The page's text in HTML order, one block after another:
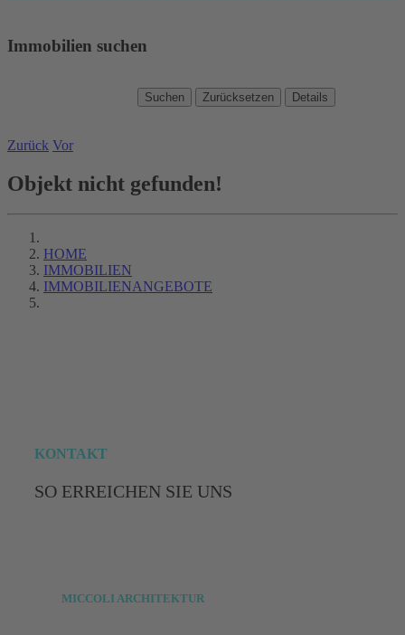
Immobilien suchen
Suchen Zurücksetzen Details
Zurück Vor
Objekt nicht gefunden!
HOME
IMMOBILIEN
IMMOBILIENANGEBOTE
KONTAKT
SO ERREICHEN SIE UNS
MICCOLI ARCHITEKTUR